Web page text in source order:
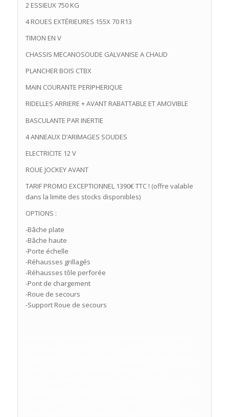
2 ESSIEUX 750 KG
4 ROUES EXTÉRIEURES 155X 70 R13
TIMON EN V
CHASSIS MECANOSOUDE GALVANISE A CHAUD
PLANCHER BOIS CTBX
MAIN COURANTE PERIPHERIQUE
RIDELLES ARRIERE + AVANT RABATTABLE ET AMOVIBLE
BASCULANTE PAR INERTIE
4 ANNEAUX D’ARIMAGES SOUDES
ELECTRICITE 12 V
ROUE JOCKEY AVANT
TARIF PROMO EXCEPTIONNEL 1390€ TTC ! (offre valable
dans la limite des stocks disponibles)
OPTIONS :
-Bâche plate
-Bâche haute
-Porte échelle
-Réhausses grillagés
-Réhausses tôle perforée
-Pont de chargement
-Roue de secours
-Support Roue de secours